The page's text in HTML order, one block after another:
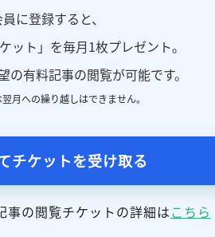
に登録すると、
ット」を毎月1枚プレゼント。
の有料記事の閲覧が可能です。
月への繰り越しはできません。
チケットを受け取る
事の閲覧チケットの詳細はこちら